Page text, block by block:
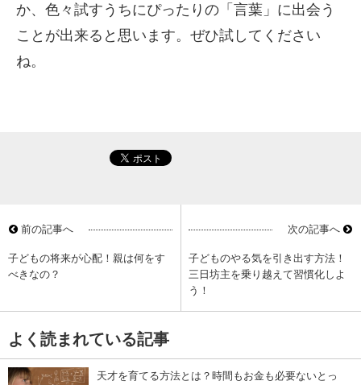
か、色々試すうちにぴったりの「言葉」に出会う
ことが出来ると思います。ぜひ試してください
ね。
前の記事へ
子どもの将来が心配！親は何をす
べきなの？
次の記事へ
子どものやる気を引き出す方法！
三日坊主を乗り越えて習慣化しよ
う！
よく読まれている記事
天才を育てる方法とは？時間もお金も必要ないとっ